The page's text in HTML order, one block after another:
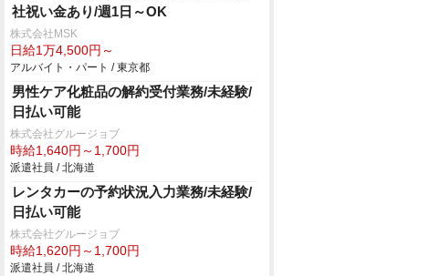
社祝い金あり/週1日～OK
株式会社MSK
日給1万4,500円～
アルバイト・パート / 東京都
男性ケア化粧品の解約受付業務/未経験/
日払い可能
株式会社グルージョブ
時給1,640円～1,700円
派遣社員 / 北海道
レンタカーの予約状況入力業務/未経験/
日払い可能
株式会社グルージョブ
時給1,620円～1,700円
派遣社員 / 北海道